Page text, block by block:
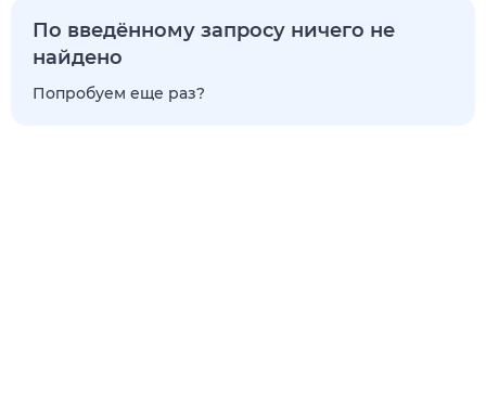
По введённому запросу ничего не
найдено
Попробуем еще раз?